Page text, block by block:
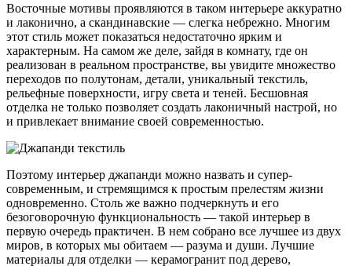
Восточные мотивы проявляются в таком интерьере аккуратно
и лаконично, а скандинавские — слегка небрежно. Многим
этот стиль может показаться недостаточно ярким и
характерным. На самом же деле, зайдя в комнату, где он
реализован в реальном пространстве, вы увидите множество
переходов по полутонам, детали, уникальный текстиль,
рельефные поверхности, игру света и теней. Бесшовная
отделка не только позволяет создать лаконичный настрой, но
и привлекает внимание своей современностью.
Поэтому интерьер джапанди можно назвать и супер-
современным, и стремящимся к простым прелестям жизни
одновременно. Столь же важно подчеркнуть и его
безоговорочную функциональность — такой интерьер в
первую очередь практичен. В нем собрано все лучшее из двух
миров, в которых мы обитаем — разума и души. Лучшие
материалы для отделки — керамогранит под дерево,